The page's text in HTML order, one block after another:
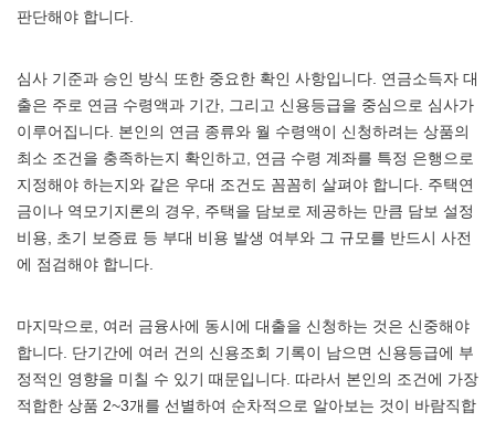
판단해야 합니다.
심사 기준과 승인 방식 또한 중요한 확인 사항입니다. 연금소득자 대
출은 주로 연금 수령액과 기간, 그리고 신용등급을 중심으로 심사가
이루어집니다. 본인의 연금 종류와 월 수령액이 신청하려는 상품의
최소 조건을 충족하는지 확인하고, 연금 수령 계좌를 특정 은행으로
지정해야 하는지와 같은 우대 조건도 꼼꼼히 살펴야 합니다. 주택연
금이나 역모기지론의 경우, 주택을 담보로 제공하는 만큼 담보 설정
비용, 초기 보증료 등 부대 비용 발생 여부와 그 규모를 반드시 사전
에 점검해야 합니다.
마지막으로, 여러 금융사에 동시에 대출을 신청하는 것은 신중해야
합니다. 단기간에 여러 건의 신용조회 기록이 남으면 신용등급에 부
정적인 영향을 미칠 수 있기 때문입니다. 따라서 본인의 조건에 가장
적합한 상품 2~3개를 선별하여 순차적으로 알아보는 것이 바람직합